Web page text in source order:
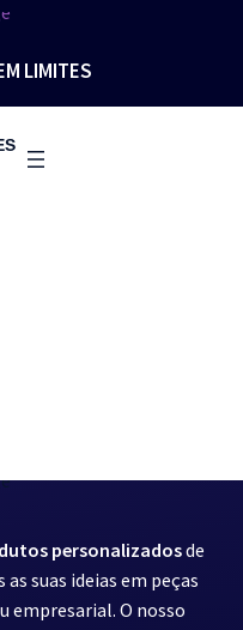
LIMITES
personalizadosde
suas ideias em peças
empresarial. O nosso